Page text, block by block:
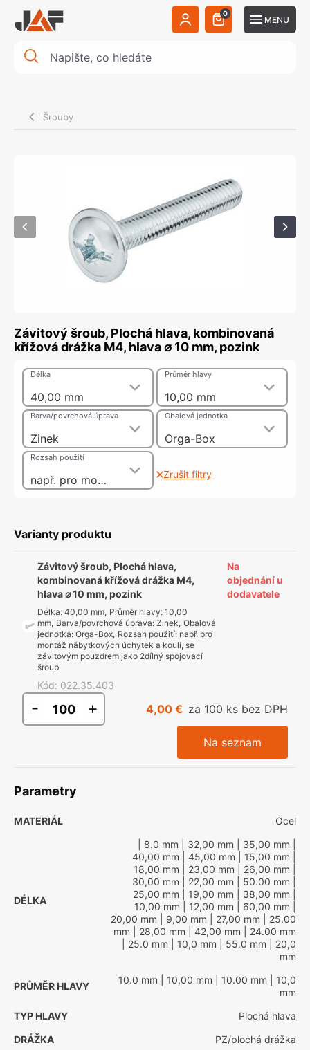
0
MENU
Šrouby
Závitový šroub, Plochá hlava, kombinovaná
křížová drážka M4, hlava ⌀ 10 mm, pozink
40,00 mm
Délka
10,00 mm
Průměr hlavy
Zinek
Barva/povrchová úprava
Orga-Box
Obalová jednotka
např. pro montáž nábytkových úchytek a koulí, se závitovým pouzdrem jako 2dílný spojovací šroub
Rozsah použití
Zrušit filtry
Varianty produktu
Závitový šroub, Plochá hlava,
kombinovaná křížová drážka M4,
hlava ⌀ 10 mm, pozink
Délka: 40,00 mm, Průměr hlavy: 10,00
mm, Barva/povrchová úprava: Zinek, Obalová
jednotka: Orga-Box, Rozsah použití: např. pro
montáž nábytkových úchytek a koulí, se
závitovým pouzdrem jako 2dílný spojovací
šroub
Kód: 022.35.403
Na
objednání u
dodavatele
- + 4,00 € za 100 ks bez DPH
Na seznam
Parametry
MATERIÁL Ocel
DÉLKA
| 8.0 mm | 32,00 mm | 35,00 mm
40,00 mm | 45,00 mm | 15,00 mm
18,00 mm | 23,00 mm | 26,00 mm
30,00 mm | 22,00 mm | 50.00 mm
25,00 mm | 19,00 mm | 38,00 mm
10,00 mm | 12,00 mm | 60,00 mm
20,00 mm | 9,00 mm | 27,00 mm | 25.00
mm | 28,00 mm | 42,00 mm | 24.00 mm
| 25.0 mm | 10,0 mm | 55.0 mm | 20,0
mm
PRŮMĚR HLAVY
10.0 mm | 10,00 mm | 10.00 mm | 10,0
mm
TYP HLAVY
Plochá hlava
DRÁŽKA
PZ/plochá drážka